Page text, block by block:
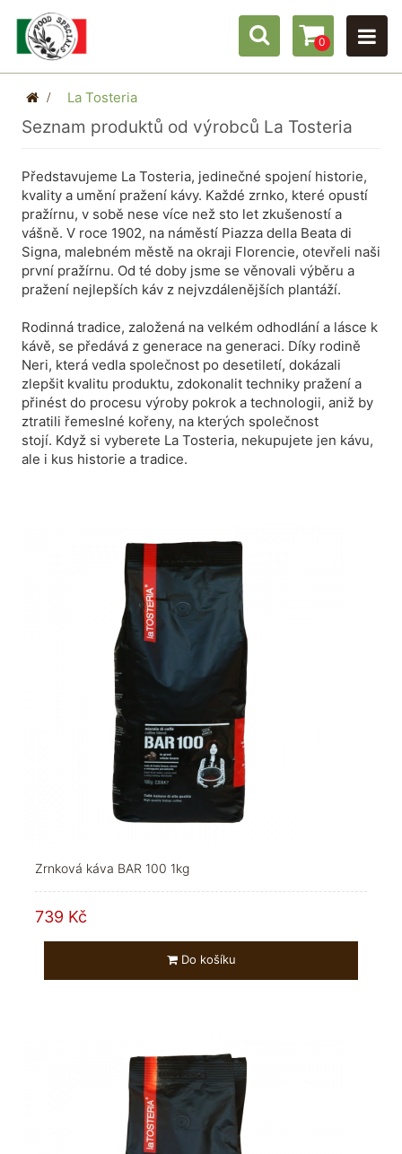
0
> La Tosteria
Seznam produktů od výrobců La Tosteria
Představujeme La Tosteria, jedinečné spojení historie,
kvality a umění pražení kávy. Každé zrnko, které opustí
pražírnu, v sobě nese více než sto let zkušeností a
vášně. V roce 1902, na náměstí Piazza della Beata di
Signa, malebném městě na okraji Florencie, otevřeli naši
první pražírnu. Od té doby jsme se věnovali výběru a
pražení nejlepších káv z nejvzdálenějších plantáží.
Rodinná tradice, založená na velkém odhodlání a lásce k
kávě, se předává z generace na generaci. Díky rodině
Neri, která vedla společnost po desetiletí, dokázali
zlepšit kvalitu produktu, zdokonalit techniky pražení a
přinést do procesu výroby pokrok a technologii, aniž by
ztratili řemeslné kořeny, na kterých společnost
stojí. Když si vyberete La Tosteria, nekupujete jen kávu,
ale i kus historie a tradice.
Zrnková káva BAR 100 1kg
739 Kč
Do košíku